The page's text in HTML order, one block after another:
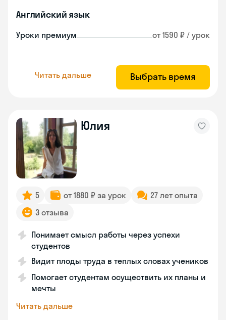
Английский язык
Уроки премиум от 1590 ₽ / урок
Читать дальше Выбрать время
Юлия
5 от 1880 ₽ за урок
27 лет опыта
3 отзыва
Понимает смысл работы через успехи
студентов
Видит плоды труда в теплых словах учеников
Помогает студентам осуществить их планы и
мечты
Читать дальше